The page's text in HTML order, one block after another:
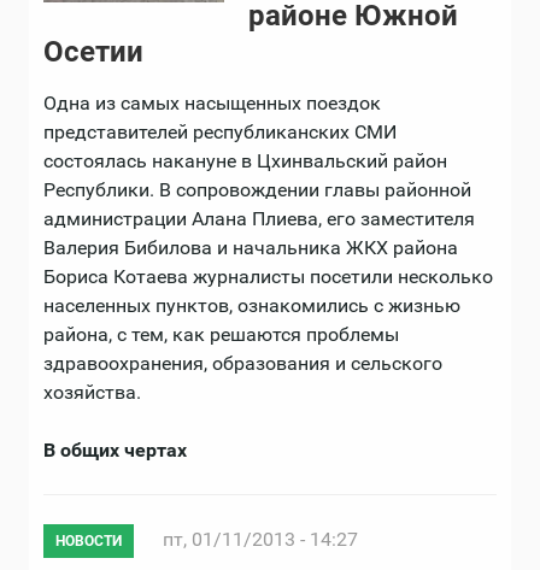
районе Южной
Осетии
Одна из самых насыщенных поездок
представителей республиканских СМИ
состоялась накануне в Цхинвальский район
Республики. В сопровождении главы районной
администрации Алана Плиева, его заместителя
Валерия Бибилова и начальника ЖКХ района
Бориса Котаева журналисты посетили несколько
населенных пунктов, ознакомились с жизнью
района, с тем, как решаются проблемы
здравоохранения, образования и сельского
хозяйства.
В общих чертах
НОВОСТИ пт, 01/11/2013 - 14:27